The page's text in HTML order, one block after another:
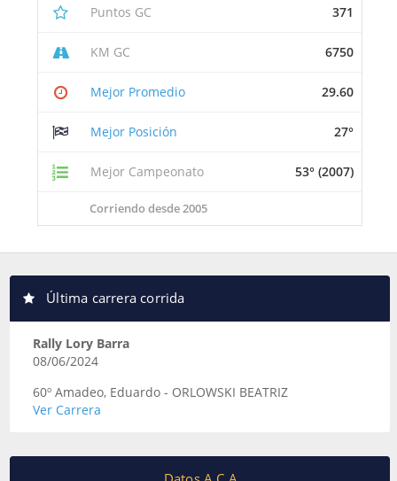
Puntos GC 371
KM GC 6750
Mejor Promedio 29.60
Mejor Posición 27°
Mejor Campeonato 53° (2007)
Corriendo desde 2005
Última carrera corrida
Rally Lory Barra
08/06/2024
60º Amadeo, Eduardo - ORLOWSKI BEATRIZ
Ver Carrera